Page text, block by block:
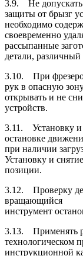
3.9. Не
защиты от брызг
необходимо
своевременно
рассыпанные
детали, различный
3.10. При
рук в опасную
открывать и не
устройств.
3.11. Установку и
остановке
при наличии
Установку и
позиции.
3.12. Проверку
вращающийся
инструмент
3.13. Применять
технологическом
инструкционной